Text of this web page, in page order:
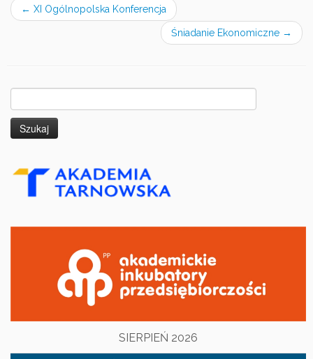
← XI Ogólnopolska Konferencja
Śniadanie Ekonomiczne →
SIERPIEŃ 2026